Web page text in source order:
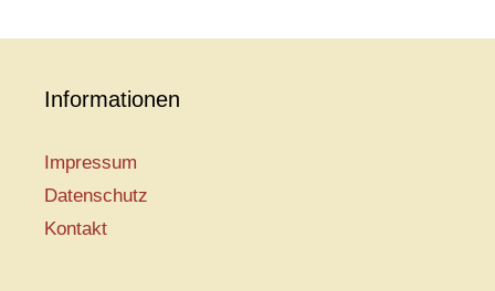
Informationen
Impressum
Datenschutz
Kontakt